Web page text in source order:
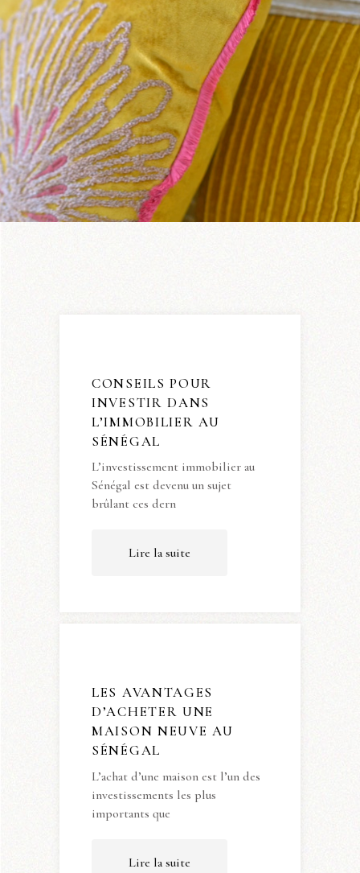
CONSEILS POUR
INVESTIR DANS
L’IMMOBILIER AU
SÉNÉGAL
L’investissement immobilier au
Sénégal est devenu un sujet
brûlant ces dern
Lire la suite
LES AVANTAGES
D’ACHETER UNE
MAISON NEUVE AU
SÉNÉGAL
L’achat d’une maison est l’un des
investissements les plus
importants que
Lire la suite